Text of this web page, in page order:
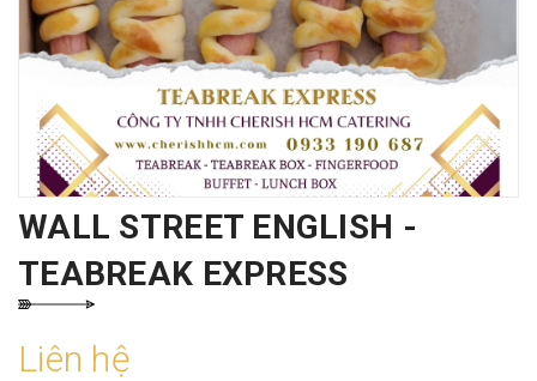
WALL STREET ENGLISH -
TEABREAK EXPRESS
Liên hệ